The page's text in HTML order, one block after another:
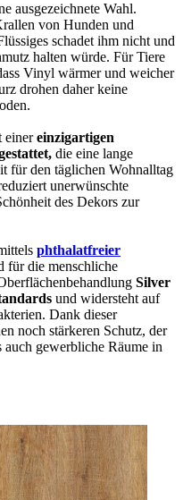
ausgezeichnete Wahl.
von Hunden und
schadet ihm nicht und
halten würde. Für Tiere
Vinyl wärmer und weicher
drohen daher keine
einereinzigartigen
die eine lange
für den täglichen Wohnalltag
unerwünschte
des Dekors zur
phthalatfreier
für die menschliche
Silver
und widersteht auf
Dank dieser
noch stärkeren Schutz, der
gewerbliche Räume in